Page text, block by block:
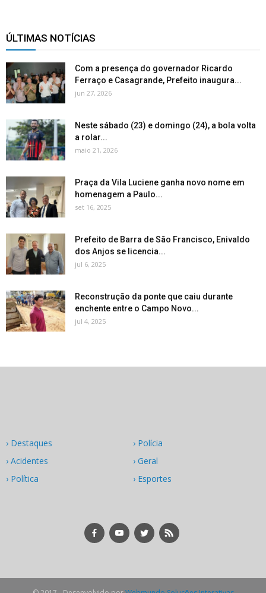
ÚLTIMAS NOTÍCIAS
Com a presença do governador Ricardo
Ferraço e Casagrande, Prefeito inaugura...
jun 27, 2026
Neste sábado (23) e domingo (24), a bola volta
a rolar...
maio 21, 2026
Praça da Vila Luciene ganha novo nome em
homenagem a Paulo...
set 16, 2025
Prefeito de Barra de São Francisco, Enivaldo
dos Anjos se licencia...
jul 6, 2025
Reconstrução da ponte que caiu durante
enchente entre o Campo Novo...
jul 4, 2025
› Destaques
› Acidentes
› Política
› Polícia
› Geral
› Esportes